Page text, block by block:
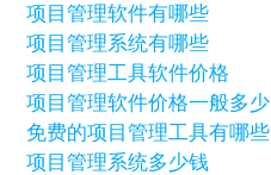
项目管理软件有哪些
项目管理系统有哪些
项目管理工具软件价格
项目管理软件价格一般多少
免费的项目管理工具有哪些
项目管理系统多少钱